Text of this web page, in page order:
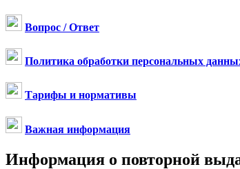
Вопрос / Ответ
Политика обработки персональных
Тарифы и нормативы
Важная информация
Информация о повторной